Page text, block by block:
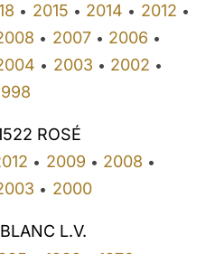
• 2015 • 2014 • 2012 •
• 2007• 2006 •
• 2003 • 2002 •
ROSÉ
• 2009 • 2008 •
• 2000
L.V.